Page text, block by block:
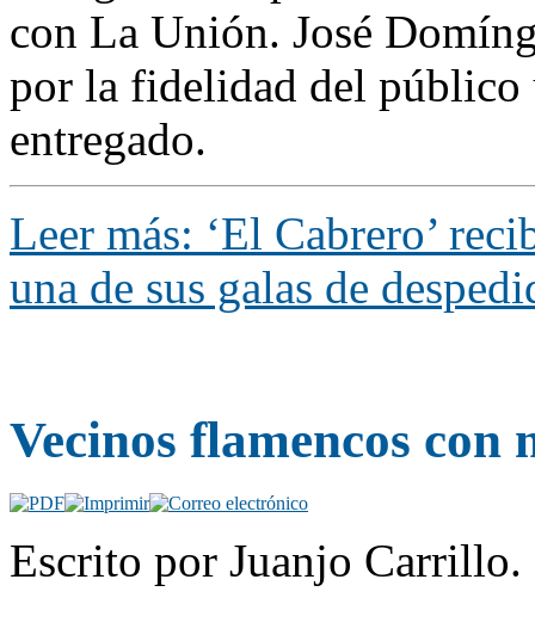
con La Unión. José
por la fidelidad del público
entregado.
Leer más: ‘El Cabrero’
una de sus galas de
Vecinos flamencos con
Escrito por Juanjo Carrillo.